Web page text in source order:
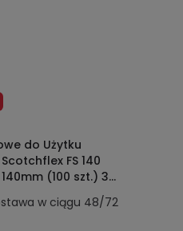
do Użytku
FS 140
(100 szt.) 3M
w ciągu 48/72